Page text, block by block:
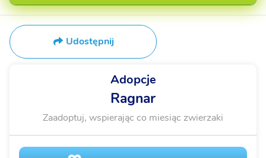
Udostępnij
Adopcje
Ragnar
Zaadoptuj, wspierając co miesiąc zwierzaki